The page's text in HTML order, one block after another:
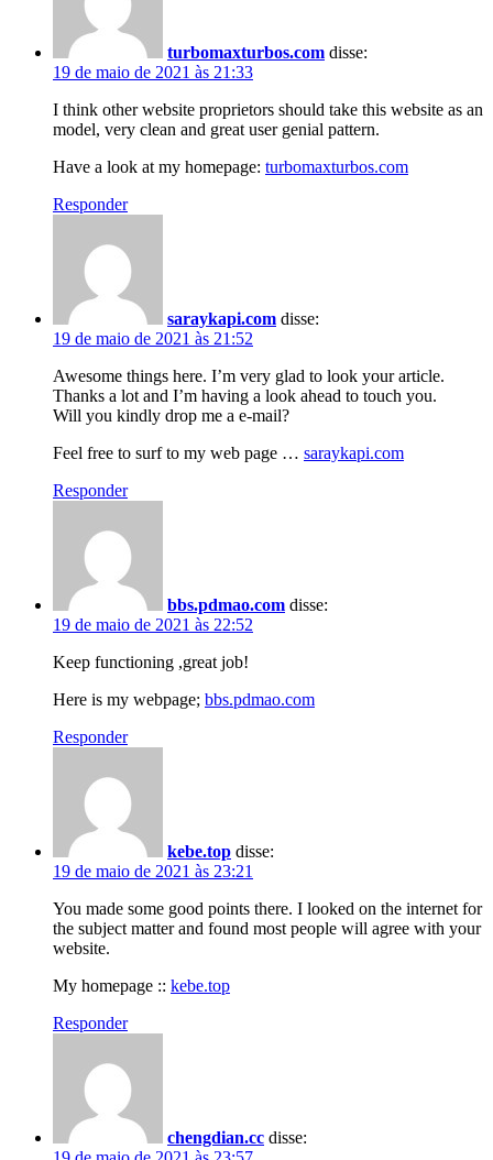
turbomaxturbos.com disse:
19 de maio de 2021 às 21:33
I think other website proprietors should take this website as an
model, very clean and great user genial pattern.
Have a look at my homepage: turbomaxturbos.com
Responder
saraykapi.com disse:
19 de maio de 2021 às 21:52
Awesome things here. I’m very glad to look your article.
Thanks a lot and I’m having a look ahead to touch you.
Will you kindly drop me a e-mail?
Feel free to surf to my web page … saraykapi.com
Responder
bbs.pdmao.com disse:
19 de maio de 2021 às 22:52
Keep functioning ,great job!
Here is my webpage; bbs.pdmao.com
Responder
kebe.top disse:
19 de maio de 2021 às 23:21
You made some good points there. I looked on the internet for
the subject matter and found most people will agree with your
website.
My homepage :: kebe.top
Responder
chengdian.cc disse: